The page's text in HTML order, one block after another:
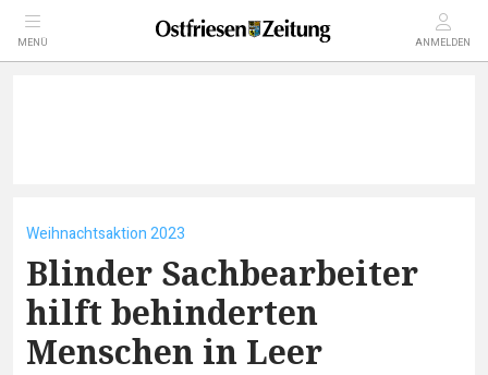
MENÜ ANMELDEN
Weihnachtsaktion 2023
Blinder Sachbearbeiter
hilft behinderten
Menschen in Leer